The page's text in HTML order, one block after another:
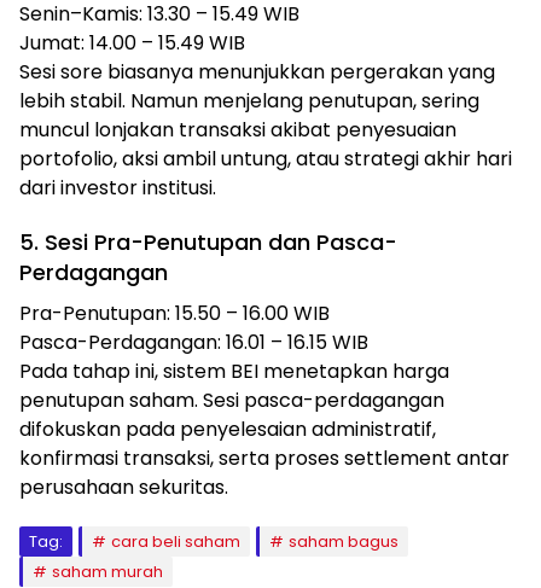
Senin–Kamis: 13.30 – 15.49 WIB
Jumat: 14.00 – 15.49 WIB
Sesi sore biasanya menunjukkan pergerakan yang
lebih stabil. Namun menjelang penutupan, sering
muncul lonjakan transaksi akibat penyesuaian
portofolio, aksi ambil untung, atau strategi akhir hari
dari investor institusi.
5. Sesi Pra-Penutupan dan Pasca-
Perdagangan
Pra-Penutupan: 15.50 – 16.00 WIB
Pasca-Perdagangan: 16.01 – 16.15 WIB
Pada tahap ini, sistem BEI menetapkan harga
penutupan saham. Sesi pasca-perdagangan
difokuskan pada penyelesaian administratif,
konfirmasi transaksi, serta proses settlement antar
perusahaan sekuritas.
Tag: cara beli saham
saham bagus
saham murah